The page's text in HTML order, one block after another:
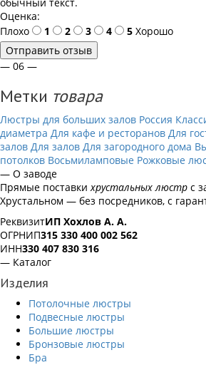
Оценка:
Плохо
1 2 3 4 5 Хорошо
Отправить отзыв
— 06 —
Метки товара
Люстры для больших залов Россия
диаметра Для кафе и ресторанов Для
залов Для залов Для загородного дома
потолков Восьмиламповые Рожковые
— О заводе
Прямые поставки хрустальных люстр с
Хрустальном — без посредников, с
РеквизитИП Хохлов А. А.
ОГРНИП315 330 400 002 562
ИНН330 407 830 316
— Каталог
Изделия
Потолочные люстры
Подвесные люстры
Большие люстры
Бронзовые люстры
Бра